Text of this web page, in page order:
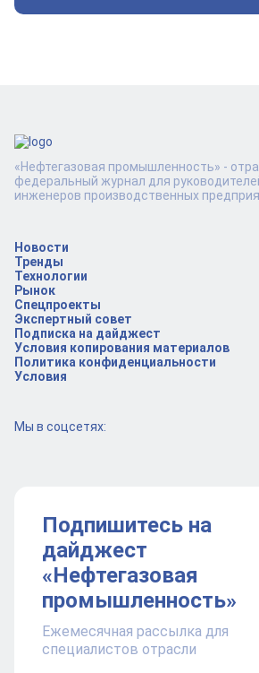
Новости
Тренды
Технологии
Рынок
Спецпроекты
Экспертный совет
Подписка на дайджест
Условия копирования материалов
Политика конфиденциальности
Условия
Мы в соцсетях:
Подпишитесь на
дайджест
«Нефтегазовая
промышленность»
Ежемесячная рассылка для
специалистов отрасли
«Нефтегазовая промышленность» -
федеральный журнал для
инженеров производственных